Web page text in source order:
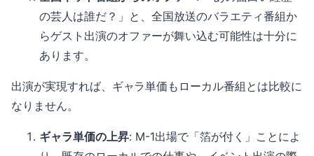
の芸人は誰だ？」と、全国放送のバラエティ番組か
らゲスト出演のオファーが舞い込む可能性は十分に
あります。
出演が実現すれば、ギャラ単価もローカル番組とは比較に
なりません。
ギャラ単価の上昇: M-1出場で「箔が付く」ことによ